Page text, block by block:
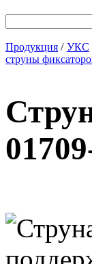
Продукция / УКС
струны